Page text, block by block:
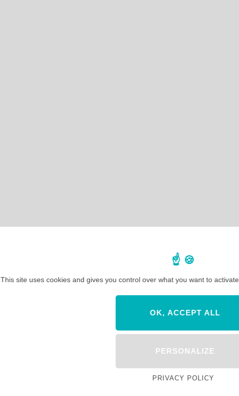
This site uses cookies and gives you control over what you want to activate
OK, ACCEPT ALL
PERSONALIZE
PRIVACY POLICY